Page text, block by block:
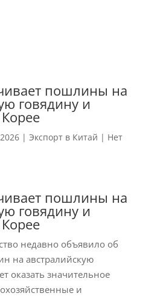
пошлины на
говядину и
| Экспорт в Китай | Нет
пошлины на
говядину и
недавно объявило об
на австралийскую
оказать значительное
и